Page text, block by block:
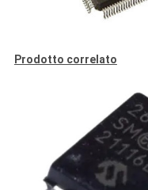
Prodotto correlato